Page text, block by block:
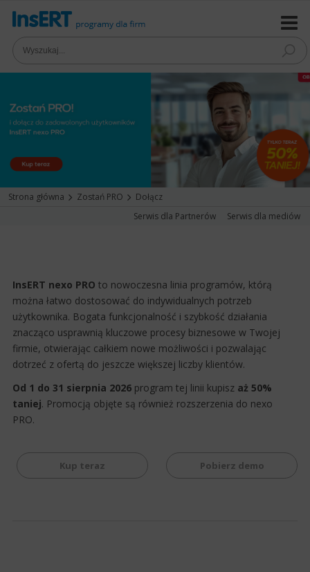
Strona główna Zostań PRO
Dołącz
Serwis dla Partnerów
Serwis dla mediów
InsERT nexo PRO to nowoczesna linia programów, którą
można łatwo dostosować do indywidualnych potrzeb
użytkownika. Bogata funkcjonalność i szybkość działania
znacząco usprawnią kluczowe procesy biznesowe w Twojej
firmie, otwierając całkiem nowe możliwości i pozwalając
dotrzeć z ofertą do jeszcze większej liczby klientów.
Od 1 do 31 sierpnia 2026 program tej linii kupisz aż 50%
taniej. Promocją objęte są również rozszerzenia do nexo
PRO.
Pobierz demo
Kup teraz